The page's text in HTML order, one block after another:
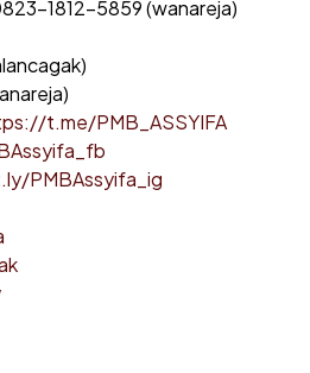
1812-5859 (wanareja)
t.me/PMB_ASSYIFA
PMBAssyifa_ig